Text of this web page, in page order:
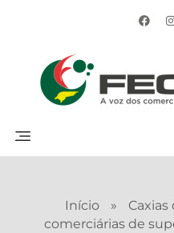
Início »
comerciárias de